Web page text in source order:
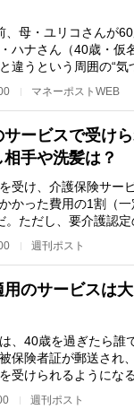
母・ユリコさんが
ハナさん（40歳・仮
違うという周囲の“気
マネーポストWEB
ービスで受け
手や洗髪は？
受け、介護保険サー
かった費用の1割（
。ただし、要介護認
の状…
週刊ポスト
用のサービスは
、40歳を過ぎたら誰
保険者証が郵送され
受けられるようにな
、脊…
週刊ポスト